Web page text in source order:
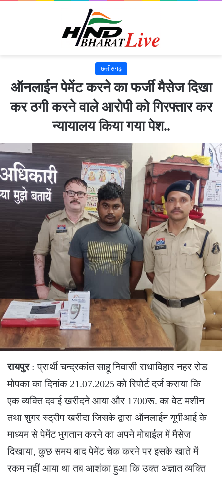
छत्तीसगढ़
ऑनलाईन पेमेंट करने का फर्जी मैसेज दिखा
कर ठगी करने वाले आरोपी को गिरफ्तार कर
न्यायालय किया गया पेश..
रायपुर: प्रार्थी चन्द्रकांत साहू निवासी राधाविहार नहर रोड
मोपका का दिनांक 21.07.2025 को रिपोर्ट दर्ज कराया कि
एक व्यक्ति दवाई खरीदने आया और 1700रू. का वेट मशीन
तथा शुगर स्ट्रीप खरीदा जिसके द्वारा ऑनलाईन यूपीआई के
माध्यम से पेमेंट भुगतान करने का अपने मोबाईल में मैसेज
दिखाया, कुछ समय बाद पेमेंट चेक करने पर इसके खाते में
रकम नहीं आया था तब आशंका हुआ कि उक्त अज्ञात व्यक्ति